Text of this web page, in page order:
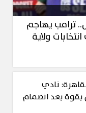
ترامب يهاجم
ولاية
نادي
بعد انضمام